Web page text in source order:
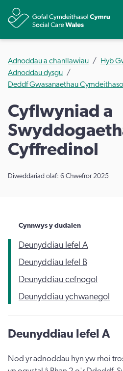
Adnoddau a chanllawiau
Hyb
Adnoddau dysgu
Deddf Gwasanaethau
​Cyflwyniad a
Cyffredinol
Diweddariad olaf: 6 Chwefror 2025
Cynnwys y dudalen
Deunyddiau lefel A
Deunyddiau lefel B
Deunyddiau cefnogol
Deunyddiau ychwanegol
Deunyddiau lefel A
Nod yr adnoddau hyn yw rhoi